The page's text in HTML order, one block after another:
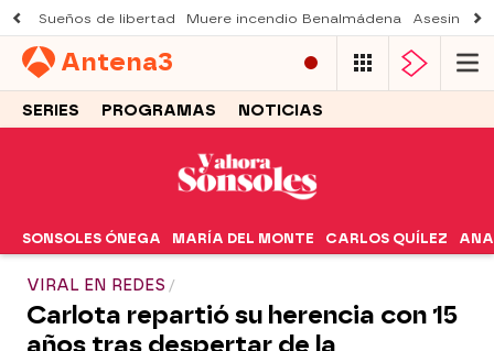
Sueños de libertad Muere incendio Benalmádena Asesinato
Antena3
SERIES PROGRAMAS NOTICIAS
SONSOLES ÓNEGA MARÍA DEL MONTE CARLOS QUÍLEZ ANA
VIRAL EN REDES
Carlota repartió su herencia con 15